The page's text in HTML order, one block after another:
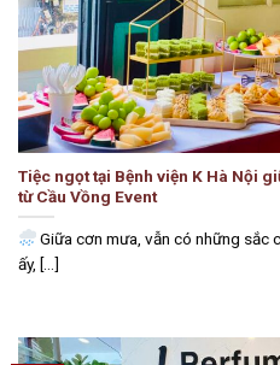
Tiệc ngọt tại Bệnh viện K Hà Nội
từ Cầu Vồng Event
Giữa cơn mưa, vẫn có những sắc
ấy, [...]